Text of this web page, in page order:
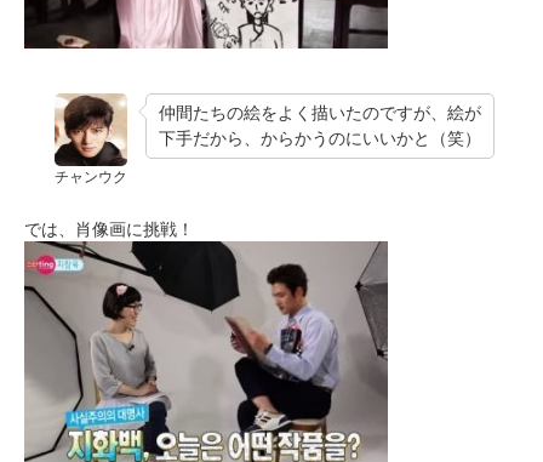
チャンウク
仲間たちの絵をよく描いたのですが、絵が
下手だから、からかうのにいいかと（笑）
では、肖像画に挑戦！